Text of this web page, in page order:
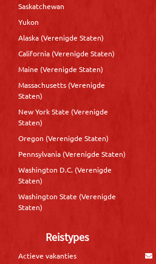
Saskatchewan
Yukon
Alaska (Verenigde Staten)
California (Verenigde Staten)
Maine (Verenigde Staten)
Massachusetts (Verenigde
Staten)
New York State (Verenigde
Staten)
Oregon (Verenigde Staten)
Pennsylvania (Verenigde Staten)
Washington D.C. (Verenigde
Staten)
Washington State (Verenigde
Staten)
Reistypes
Actieve vakanties